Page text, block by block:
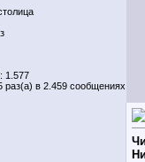
1.577
раз(а) в 2.459 сообщениях